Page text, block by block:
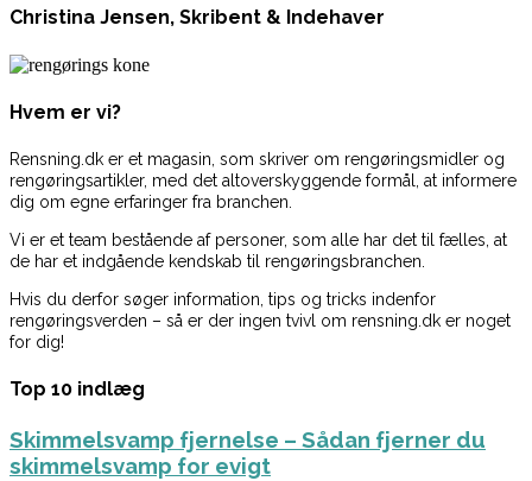
Christina Jensen, Skribent & Indehaver
Hvem er vi?
Rensning.dk er et magasin, som skriver om rengøringsmidler og
rengøringsartikler, med det altoverskyggende formål, at informere
dig om egne erfaringer fra branchen.
Vi er et team bestående af personer, som alle har det til fælles, at
de har et indgående kendskab til rengøringsbranchen.
Hvis du derfor søger information, tips og tricks indenfor
rengøringsverden – så er der ingen tvivl om rensning.dk er noget
for dig!
Top 10 indlæg
Skimmelsvamp fjernelse – Sådan fjerner du
skimmelsvamp for evigt